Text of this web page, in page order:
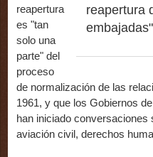
reapertura
embajadas"
reapertura
es "tan
solo una
parte" del
proceso
de normalización de las
1961, y que los Gobiernos
han iniciado
aviación civil, derechos